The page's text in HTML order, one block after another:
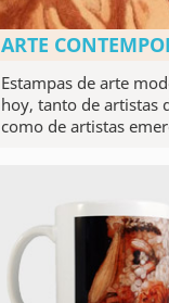
ARTE
Estampas de arte
hoy, tanto de artistas
como de artistas